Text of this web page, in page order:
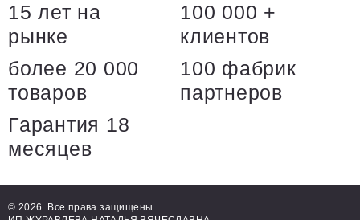
15 лет на
рынке
100 000 +
клиентов
более 20 000
товаров
100 фабрик
партнеров
Гарантия 18
месяцев
© 2026. Все права защищены.